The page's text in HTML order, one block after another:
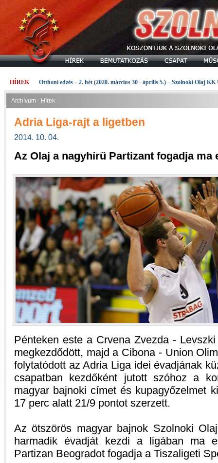
HÍREK Otthoni edzés – 2. hét (2020. március 30 - április 5.) – Szolnoki Olaj KK
Archívum - Hírek
Adria Liga-rajt a ligetben
2014. 10. 04.
Az Olaj a nagyhírű Partizant fogadja ma
Pénteken este a Crvena Zvezda -
megkezdődött, majd a Cibona - Union
folytatódott az Adria Liga idei évadjának
csapatban kezdőként jutott szóhoz a
magyar bajnoki címet és kupagyőzelmet
17 perc alatt 21/9 pontot szerzett.
Az ötszörös magyar bajnok Szolnoki
harmadik évadját kezdi a ligában ma
Partizan Beogradot fogadja a Tiszaligeti